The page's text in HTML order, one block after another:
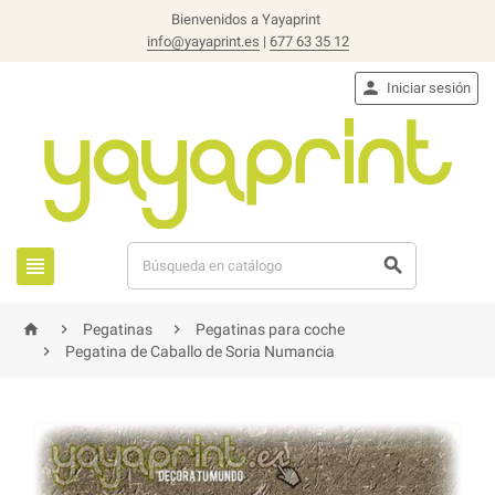
Bienvenidos a Yayaprint
info@yayaprint.es | 677 63 35 12
 
 Iniciar sesión
  Pegatinas 
Pegatinas para coche

Pegatina de Caballo de Soria Numancia